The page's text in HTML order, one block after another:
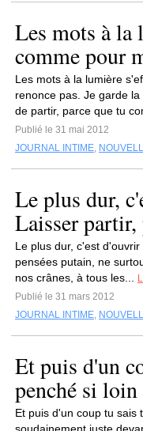
Les mots à la
comme pour
Les mots à la lumière
renonce pas. Je garde
de partir, parce que tu
Publié le 31 mai 2012
JOURNAL INTIME,
Le plus dur,
Laisser partir,
Le plus dur, c'est
pensées putain, ne
nos crânes, à tous les...
Publié le 31 mars 2012
JOURNAL INTIME,
Et puis d'un
penché si
Et puis d'un coup tu sais